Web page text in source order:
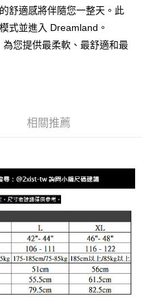
訊中的連結，可透過四大超商／
視為交易完成。
，但若您需要取消訂單，請聯絡
仍視為有效，需透過AFTEE先享
結帳頁面顯示為準，若有關於
疑問，請聯繫「AFTEE先享後付
support/home
費
費
運費
運費
舒適感將伴隨您一整天。此
式並進入 Dreamland。
您提供最柔軟、最舒適和最
相關推薦